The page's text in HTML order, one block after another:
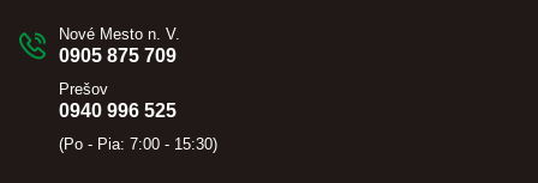
Nové Mesto n. V.
0905 875 709
Prešov
0940 996 525
(Po - Pia: 7:00 - 15:30)